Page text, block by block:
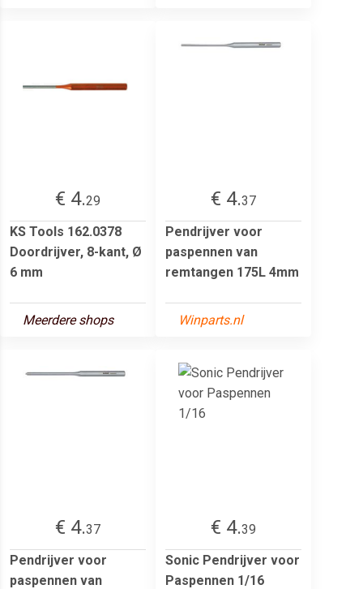
€ 4.29
KS Tools 162.0378
Doordrijver, 8-kant, Ø
6 mm
Meerdere shops
€ 4.37
Pendrijver voor
paspennen van
remtangen 175L 4mm
Winparts.nl
€ 4.37
Pendrijver voor
paspennen van
€ 4.39
Sonic Pendrijver voor
Paspennen 1/16